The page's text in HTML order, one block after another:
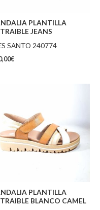
PLANTILLA
JEANS
SANTO 240774
€
PLANTILLA
BLANCO CAMEL